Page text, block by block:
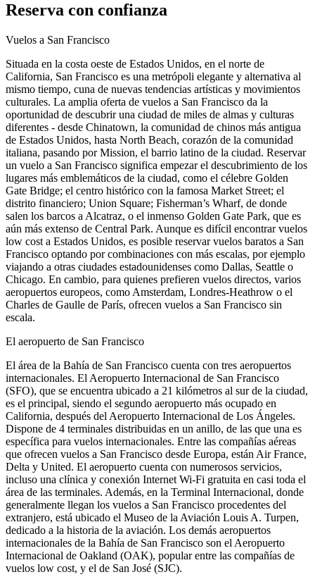
Reserva con confianza
Vuelos a San Francisco
Situada en la costa oeste de Estados Unidos, en el norte de
California, San Francisco es una metrópoli elegante y alternativa al
mismo tiempo, cuna de nuevas tendencias artísticas y movimientos
culturales. La amplia oferta de vuelos a San Francisco da la
oportunidad de descubrir una ciudad de miles de almas y culturas
diferentes - desde Chinatown, la comunidad de chinos más antigua
de Estados Unidos, hasta North Beach, corazón de la comunidad
italiana, pasando por Mission, el barrio latino de la ciudad. Reservar
un vuelo a San Francisco significa empezar el descubrimiento de los
lugares más emblemáticos de la ciudad, como el célebre Golden
Gate Bridge; el centro histórico con la famosa Market Street; el
distrito financiero; Union Square; Fisherman’s Wharf, de donde
salen los barcos a Alcatraz, o el inmenso Golden Gate Park, que es
aún más extenso de Central Park. Aunque es difícil encontrar vuelos
low cost a Estados Unidos, es posible reservar vuelos baratos a San
Francisco optando por combinaciones con más escalas, por ejemplo
viajando a otras ciudades estadounidenses como Dallas, Seattle o
Chicago. En cambio, para quienes prefieren vuelos directos, varios
aeropuertos europeos, como Amsterdam, Londres-Heathrow o el
Charles de Gaulle de París, ofrecen vuelos a San Francisco sin
escala.
El aeropuerto de San Francisco
El área de la Bahía de San Francisco cuenta con tres aeropuertos
internacionales. El Aeropuerto Internacional de San Francisco
(SFO), que se encuentra ubicado a 21 kilómetros al sur de la ciudad,
es el principal, siendo el segundo aeropuerto más ocupado en
California, después del Aeropuerto Internacional de Los Ángeles.
Dispone de 4 terminales distribuidas en un anillo, de las que una es
específica para vuelos internacionales. Entre las compañías aéreas
que ofrecen vuelos a San Francisco desde Europa, están Air France,
Delta y United. El aeropuerto cuenta con numerosos servicios,
incluso una clínica y conexión Internet Wi-Fi gratuita en casi toda el
área de las terminales. Además, en la Terminal Internacional, donde
generalmente llegan los vuelos a San Francisco procedentes del
extranjero, está ubicado el Museo de la Aviación Louis A. Turpen,
dedicado a la historia de la aviación. Los demás aeropuertos
internacionales de la Bahía de San Francisco son el Aeropuerto
Internacional de Oakland (OAK), popular entre las compañías de
vuelos low cost, y el de San José (SJC).